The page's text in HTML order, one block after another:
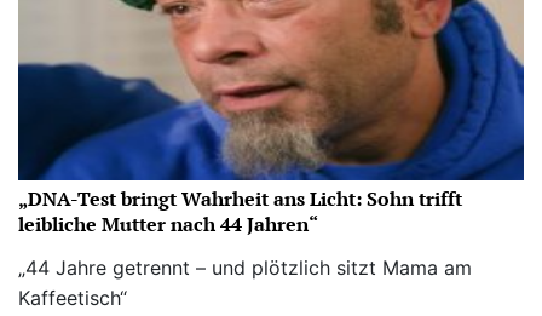
„DNA-Test bringt Wahrheit ans Licht: Sohn trifft
leibliche Mutter nach 44 Jahren“
„44 Jahre getrennt – und plötzlich sitzt Mama am
Kaffeetisch“